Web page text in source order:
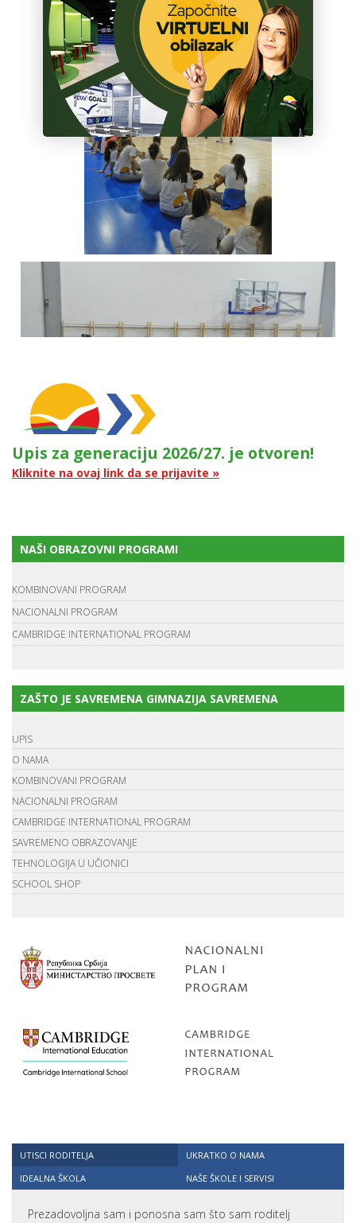
Upis za generaciju 2026/27. je otvoren!
Kliknite na ovaj link da se prijavite »
NAŠI OBRAZOVNI PROGRAMI
KOMBINOVANI PROGRAM
NACIONALNI PROGRAM
CAMBRIDGE INTERNATIONAL PROGRAM
ZAŠTO JE SAVREMENA GIMNAZIJA SAVREMENA
UPIS
O NAMA
KOMBINOVANI PROGRAM
NACIONALNI PROGRAM
CAMBRIDGE INTERNATIONAL PROGRAM
SAVREMENO OBRAZOVANJE
TEHNOLOGIJA U UČIONICI
SCHOOL SHOP
UTISCI RODITELJA
UKRATKO O NAMA
IDEALNA ŠKOLA
NAŠE ŠKOLE I SERVISI
Prezadovoljna sam i ponosna sam što sam roditelj